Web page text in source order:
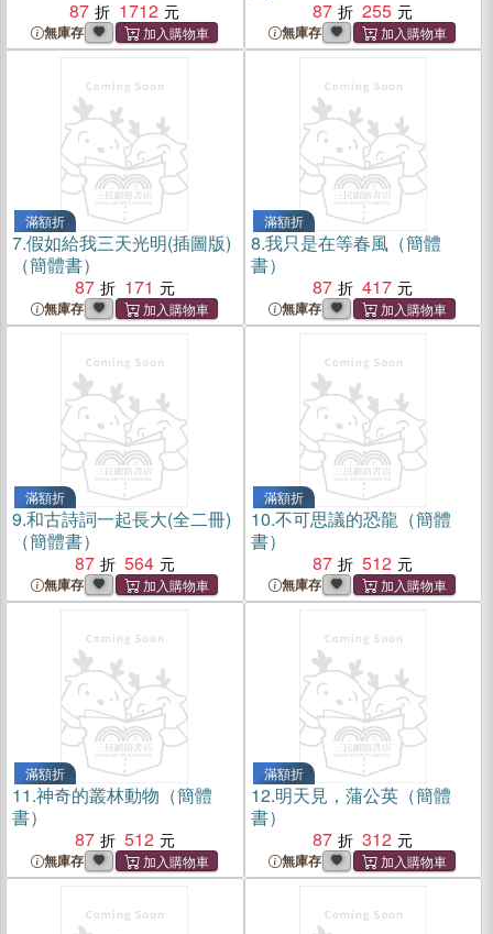
87
1712
無庫存
87
255
無庫存
滿額折
7.假如給我三天光明(插圖版)
（簡體書）
87
171
無庫存
滿額折
8.我只是在等春風（簡體
書）
87
417
無庫存
滿額折
9.和古詩詞一起長大(全二冊)
（簡體書）
87
564
無庫存
滿額折
10.不可思議的恐龍（簡體
書）
87
512
無庫存
滿額折
11.神奇的叢林動物（簡體
書）
87
512
無庫存
滿額折
12.明天見，蒲公英（簡體
書）
87
312
無庫存